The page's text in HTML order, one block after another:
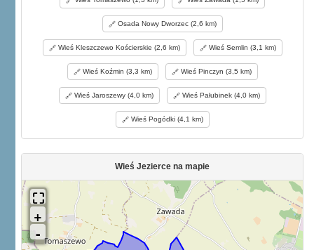
Osada Nowy Dworzec (2,6 km)
Wieś Kleszczewo Kościerskie (2,6 km) Wieś Semlin (3,1 km)
Wieś Koźmin (3,3 km) Wieś Pinczyn (3,5 km)
Wieś Jaroszewy (4,0 km) Wieś Pałubinek (4,0 km)
Wieś Pogódki (4,1 km)
Wieś Jezierce na mapie